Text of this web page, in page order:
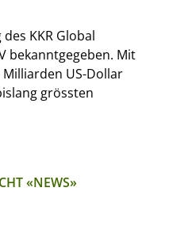
KKR Global
bekanntgegeben. Mit
US-Dollar
grössten
«NEWS»